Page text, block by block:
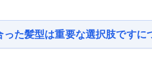
た髪型は重要な選択肢ですに